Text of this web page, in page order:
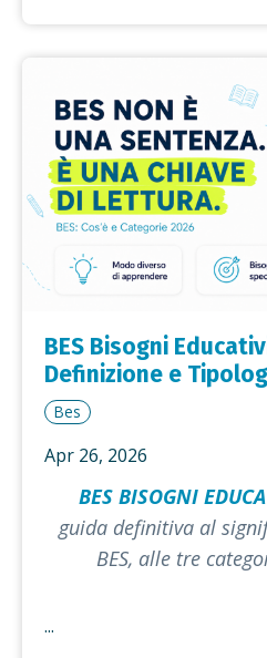
BES Bisogni
Definizione e
Bes
Apr 26, 2026
BES BISOGNI
guida definitiva al
BES, alle tre
...